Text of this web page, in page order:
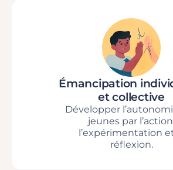
Émancipation
et collective
Développer
jeunes par
l’expérimentation
réflexion.